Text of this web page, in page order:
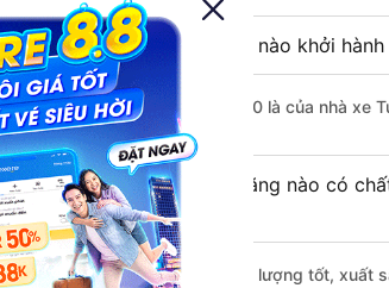
Rịa-Vũng Tàu từ Sóc Trăng nào khởi
trễ (muộn) nhất là vào lúc 21:40 là của nhà xe
Bà Rịa-Vũng Tàu từ Sóc Trăng nào có
Bà Rịa - Bà Rịa-Vũng Tàu chất lượng tốt, xuất